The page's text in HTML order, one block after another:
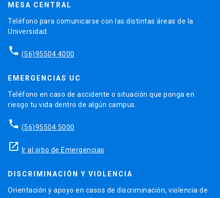
MESA CENTRAL
Teléfono para comunicarse con las distintas áreas de la
Universidad.
phone (56)95504 4000
EMERGENCIAS UC
Teléfono en caso de accidente o situación que ponga en
riesgo tu vida dentro de algún campus.
phone (56)95504 5000
launch Ir al sitio de Emergencias
DISCRIMINACIÓN Y VIOLENCIA
Orientación y apoyo en casos de discriminación, violencia de